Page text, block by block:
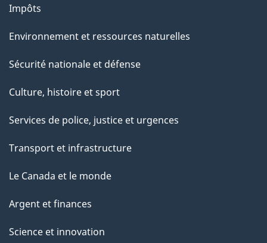
Impôts
Environnement et ressources naturelles
Sécurité nationale et défense
Culture, histoire et sport
Services de police, justice et urgences
Transport et infrastructure
Le Canada et le monde
Argent et finances
Science et innovation